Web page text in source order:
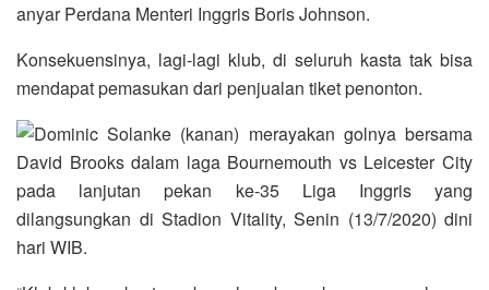
anyar Perdana Menteri Inggris Boris Johnson.
Konsekuensinya, lagi-lagi klub, di seluruh kasta tak bisa
mendapat pemasukan dari penjualan tiket penonton.